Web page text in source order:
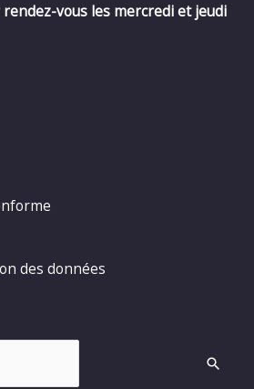
rendez-vous les mercredi et jeudi
des données